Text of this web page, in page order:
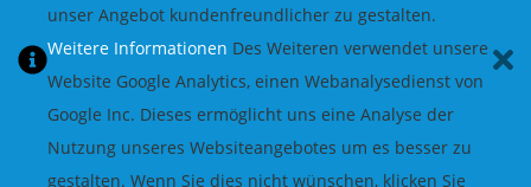
unser Angebot kundenfreundlicher zu gestalten.
Weitere Informationen Des Weiteren verwendet unsere
Website Google Analytics, einen Webanalysedienst von
Google Inc. Dieses ermöglicht uns eine Analyse der
Nutzung unseres Websiteangebotes um es besser zu
gestalten. Wenn Sie dies nicht wünschen, klicken Sie